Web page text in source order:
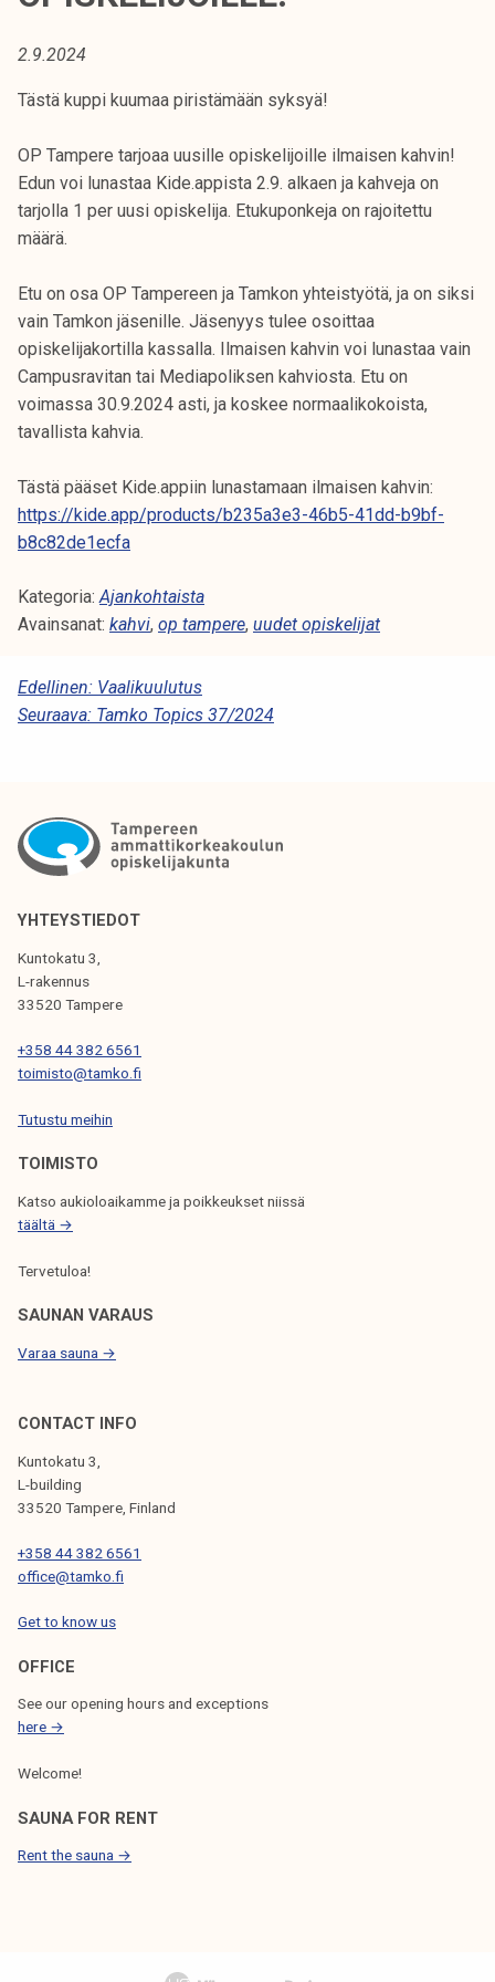
o
k
e
a
k
u
l
u
n
o
p
s
k
e
i
j
k
u
2.9.2024
Tästä kuppi kuumaa piristämään syksyä!
OP Tampere tarjoaa uusille opiskelijoille ilmaisen kahvin!
Edun voi lunastaa Kide.appista 2.9. alkaen ja kahveja on
tarjolla 1 per uusi opiskelija. Etukuponkeja on rajoitettu
määrä.
Etu on osa OP Tampereen ja Tamkon yhteistyötä, ja on siksi
vain Tamkon jäsenille. Jäsenyys tulee osoittaa
opiskelijakortilla kassalla. Ilmaisen kahvin voi lunastaa vain
Campusravitan tai Mediapoliksen kahviosta. Etu on
voimassa 30.9.2024 asti, ja koskee normaalikokoista,
tavallista kahvia.
Tästä pääset Kide.appiin lunastamaan ilmaisen kahvin:
https://kide.app/products/b235a3e3-46b5-41dd-b9bf-
b8c82de1ecfa
Kategoria:Ajankohtaista
Avainsanat: kahvi, op tampere, uudet opiskelijat
A
R
K
K
E
L
I
E
N
S
E
L
A
U
S
Edellinen: Vaalikuulutus
Seuraava: Tamko Topics 37/2024
YHTEYSTIEDOT
Kuntokatu 3,
L-rakennus
33520 Tampere
+358 44 382 6561
toimisto@tamko.fi
Tutustu meihin
TOIMISTO
Katso aukioloaikamme ja poikkeukset niissä
täältä →
Tervetuloa!
SAUNAN VARAUS
Varaa sauna →
CONTACT INFO
Kuntokatu 3,
L-building
33520 Tampere, Finland
+358 44 382 6561
office@tamko.fi
Get to know us
OFFICE
See our opening hours and exceptions
here →
Welcome!
SAUNA FOR RENT
Rent the sauna →